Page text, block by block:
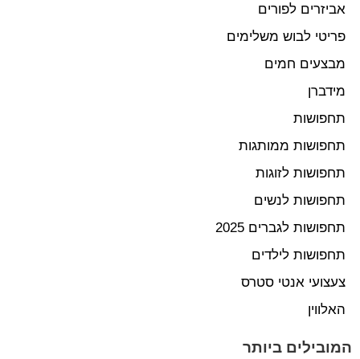
אביזרים לפורים
פריטי לבוש משלימים
מבצעים חמים
מידברן
תחפושות
תחפושות ממותגות
תחפושות לזוגות
תחפושות לנשים
תחפושות לגברים 2025
תחפושות לילדים
צעצועי אנטי סטרס
האלווין
המובילים ביותר